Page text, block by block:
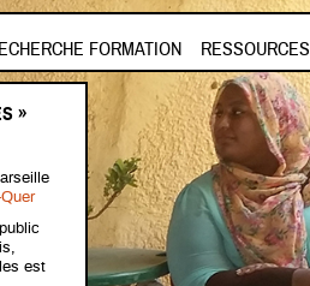
Aller au contenu principal
FORMATION RESSOURCES
»
est